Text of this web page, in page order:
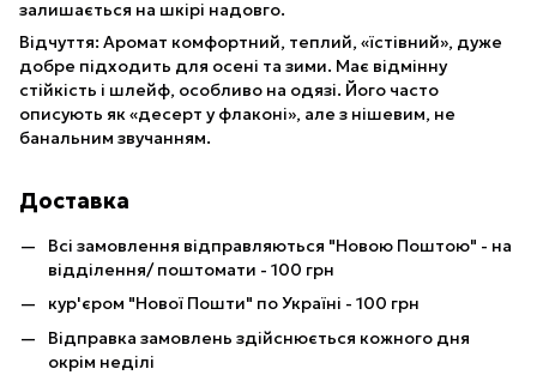
залишається на шкірі надовго.
Відчуття: Аромат комфортний, теплий, «їстівний», дуже
добре підходить для осені та зими. Має відмінну
стійкість і шлейф, особливо на одязі. Його часто
описують як «десерт у флаконі», але з нішевим, не
банальним звучанням.
Доставка
Всі замовлення відправляються "Новою Поштою" - на
відділення/ поштомати - 100 грн
кур'єром "Нової Пошти" по Україні - 100 грн
Відправка замовлень здійснюється кожного дня
окрім неділі